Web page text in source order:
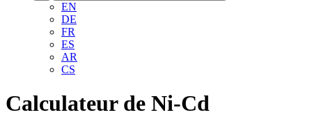
EN
DE
FR
ES
AR
CS
Calculateur de Ni-Cd